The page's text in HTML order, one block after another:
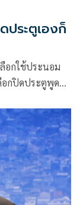
ระตูเองก็
อกใช้ประนอม